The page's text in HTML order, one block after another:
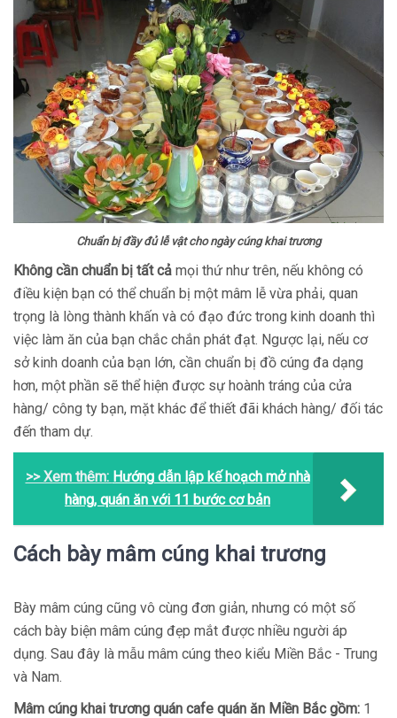
Chuẩn bị đầy đủ lễ vật cho ngày cúng khai trương
Không cần chuẩn bị tất cả mọi thứ như trên, nếu không có
điều kiện bạn có thể chuẩn bị một mâm lễ vừa phải, quan
trọng là lòng thành khấn và có đạo đức trong kinh doanh thì
việc làm ăn của bạn chắc chắn phát đạt. Ngược lại, nếu cơ
sở kinh doanh của bạn lớn, cần chuẩn bị đồ cúng đa dạng
hơn, một phần sẽ thể hiện được sự hoành tráng của cửa
hàng/ công ty bạn, mặt khác để thiết đãi khách hàng/ đối tác
đến tham dự.
>> Xem thêm: Hướng dẫn lập kế hoạch mở nhà
hàng, quán ăn với 11 bước cơ bản
Cách bày mâm cúng khai trương
Bày mâm cúng cũng vô cùng đơn giản, nhưng có một số
cách bày biện mâm cúng đẹp mắt được nhiều người áp
dụng. Sau đây là mẫu mâm cúng theo kiểu Miền Bắc - Trung
và Nam.
Mâm cúng khai trương quán cafe quán ăn Miền Bắc gồm: 1